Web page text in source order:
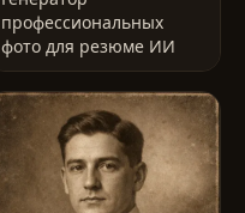
профессиональных
фото для резюме ИИ